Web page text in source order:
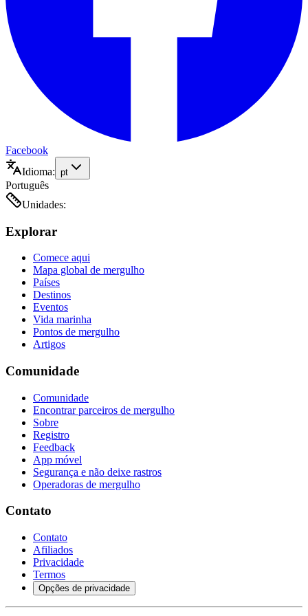
Facebook
Idioma: pt
Português
Unidades:
Explorar
Comece aqui
Mapa global de mergulho
Países
Destinos
Eventos
Vida marinha
Pontos de mergulho
Artigos
Comunidade
Comunidade
Encontrar parceiros de mergulho
Sobre
Registro
Feedback
App móvel
Segurança e não deixe rastros
Operadoras de mergulho
Contato
Contato
Afiliados
Privacidade
Termos
Opções de privacidade